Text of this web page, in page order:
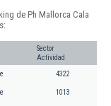
de Ph Mallorca Cala
Sector
Actividad
4322
1013